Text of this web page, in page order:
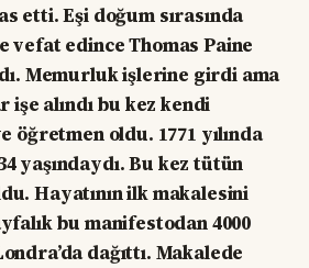
etti. Eşi doğum sırasında
edince Thomas Paine
Memurluk işlerine girdi ama
işe alındı bu kez kendi
öğretmen oldu. 1771 yılında
yaşındaydı. Bu kez tütün
Hayatının ilk makalesini
bu manifestodan 4000
dağıttı. Makalede